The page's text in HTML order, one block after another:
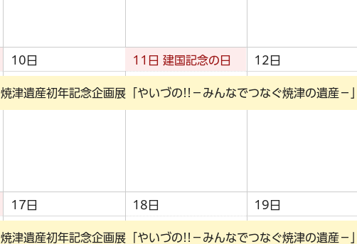
10日 11日 建国記念の日 12日
津遺産初年記念企画展「やいづの!!－みんなでつなぐ焼津の遺産－」
17日 18日 19日
津遺産初年記念企画展「やいづの!!－みんなでつなぐ焼津の遺産－」